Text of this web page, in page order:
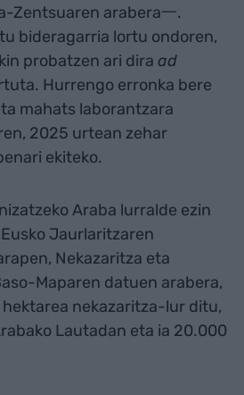
Zentsuaren arabera一.
bideragarria lortu ondoren,
probatzen ari dira ad
Hurrengo erronka bere
mahats laborantzara
2025 urtean zehar
ekiteko.
Araba lurralde ezin
Jaurlaritzaren
Nekazaritza eta
Maparen datuen arabera,
nekazaritza-lur ditu,
Lautadan eta ia 20.000